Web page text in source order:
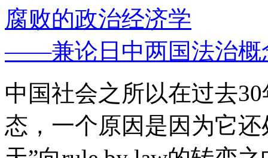
腐败的政治经济学
——兼论日中两国法治概
中国社会之所以在过去
态，一个原因是因为它